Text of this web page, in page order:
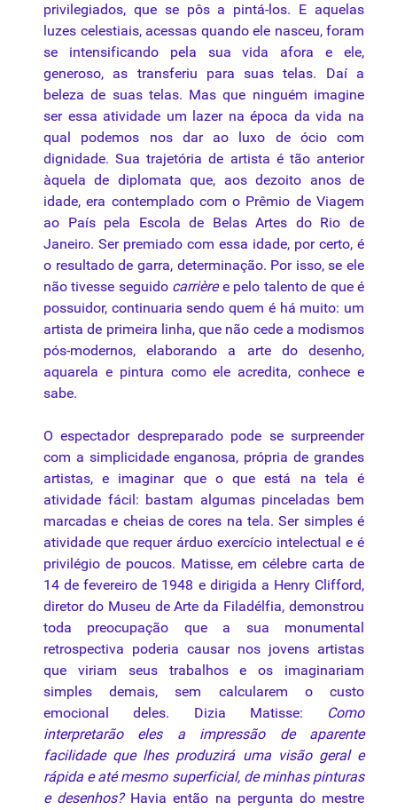
privilegiados, quese pôs a pintá-los. E aquelas
luzes celestiais, acessas quando ele nasceu, foram
se intensificando pela sua vida afora e ele,
generoso, as transferiu para suastelas. Daí a
beleza de suas telas. Masque ninguém imagine
ser essa atividade um lazer na época da vida na
qual podemos nos dar ao luxo de ócio com
dignidade. Sua trajetória de artista é tão anterior
àquela de diplomataque, aos dezoito anos de
idade, era contemplado com o Prêmio de Viagem
ao País pela Escola de Belas Artes do Rio de
Janeiro. Ser premiado com essa idade, por certo, é
o resultado de garra, determinação. Por isso, se ele
não tivesse seguido carrièree pelo talento de queé
possuidor, continuaria sendo quem é há muito: um
artista de primeira linha, que não cede a modismos
pós-modernos, elaborando a arte do desenho,
aquarela e pintura como ele acredita, conhece e
sabe.
O espectador despreparado pode se surpreender
com a simplicidade enganosa, própria de grandes
artistas, e imaginar queoque está na tela é
atividade fácil: bastam algumas pinceladas bem
marcadas e cheias de cores na tela. Ser simples é
atividade que requer árduo exercício intelectual e é
privilégio de poucos. Matisse, em célebre carta de
14 de fevereiro de 1948 e dirigida a Henry Clifford,
diretor do Museu de Arte da Filadélfia, demonstrou
toda preocupação quea sua monumental
retrospectiva poderia causar nos jovens artistas
que viriam seus trabalhos e os imaginariam
simples demais, sem calcularem o custo
emocional deles. Dizia Matisse:
Como
interpretarão eles a impressão de aparente
facilidade que lhes produzirá uma visão geral e
rápida e até mesmo superficial, de minhas pinturas
e desenhos?Havia então na pergunta do mestre